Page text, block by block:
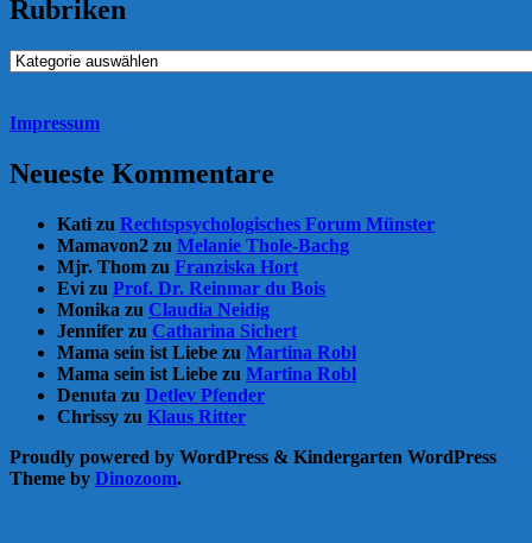
Rubriken
Rubriken
Impressum
Neueste Kommentare
Kati zu Rechtspsychologisches Forum Münster
Mamavon2 zu Melanie Thole-Bachg
Mjr. Thom zu Franziska Hort
Evi zu Prof. Dr. Reinmar du Bois
Monika zu Claudia Neidig
Jennifer zu Catharina Sichert
Mama sein ist Liebe zu Martina Robl
Mama sein ist Liebe zu Martina Robl
Denuta zu Detlev Pfender
Chrissy zu Klaus Ritter
Proudly powered by WordPress & Kindergarten WordPress
Theme by Dinozoom.